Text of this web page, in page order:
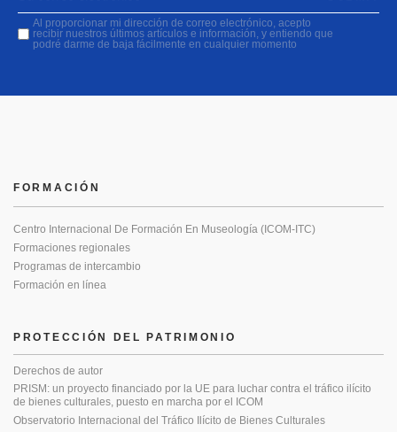
Al proporcionar mi dirección de correo electrónico, acepto
recibir nuestros últimos artículos e información, y entiendo que
podré darme de baja fácilmente en cualquier momento
PROTECCIÓN DEL PATRIMONIO
Derechos de autor
PRISM: un proyecto financiado por la UE para luchar contra el tráfico ilícito
de bienes culturales, puesto en marcha por el ICOM
Observatorio Internacional del Tráfico Ilícito de Bienes Culturales
FORMACIÓN
Centro Internacional De Formación En Museología (ICOM-ITC)
Formaciones regionales
Programas de intercambio
Formación en línea